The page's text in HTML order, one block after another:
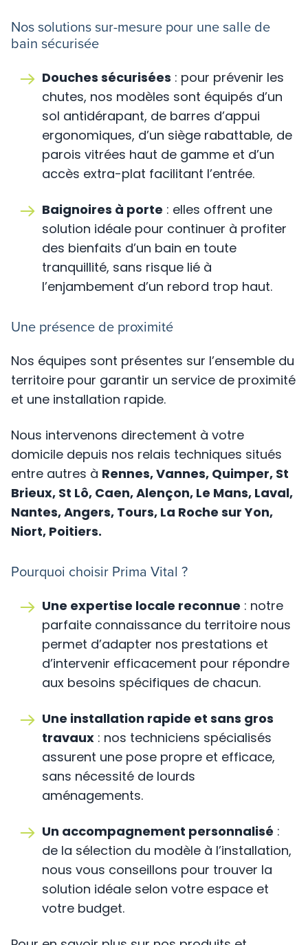
Nos solutions sur-mesure pour une salle de
bain sécurisée
Douches sécurisées : pour prévenir les
chutes, nos modèles sont équipés d’un
sol antidérapant, de barres d’appui
ergonomiques, d’un siège rabattable, de
parois vitrées haut de gamme et d’un
accès extra-plat facilitant l’entrée.
Baignoires à porte : elles offrent une
solution idéale pour continuer à profiter
des bienfaits d’un bain en toute
tranquillité, sans risque lié à
l’enjambement d’un rebord trop haut.
Une présence de proximité
Nos équipes sont présentes sur l’ensemble du
territoire pour garantir un service de proximité
et une installation rapide.
Nous intervenons directement à votre
domicile depuis nos relais techniques situés
entre autres à Rennes, Vannes, Quimper, St
Brieux, St Lô, Caen, Alençon, Le Mans, Laval,
Nantes, Angers, Tours, La Roche sur Yon,
Niort, Poitiers.
Pourquoi choisir Prima Vital ?
Une expertise locale reconnue : notre
parfaite connaissance du territoire nous
permet d’adapter nos prestations et
d’intervenir efficacement pour répondre
aux besoins spécifiques de chacun.
Une installation rapide et sans gros
travaux : nos techniciens spécialisés
assurent une pose propre et efficace,
sans nécessité de lourds
aménagements.
Un accompagnement personnalisé :
de la sélection du modèle à l’installation,
nous vous conseillons pour trouver la
solution idéale selon votre espace et
votre budget.